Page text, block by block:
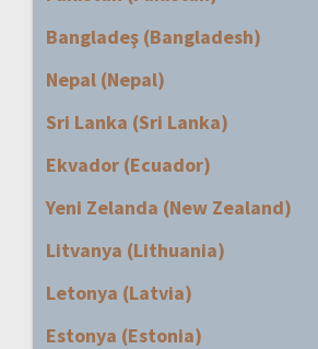
Bangladeş (Bangladesh)
Nepal (Nepal)
Sri Lanka (Sri Lanka)
Ekvador (Ecuador)
Yeni Zelanda (New Zealand)
Litvanya (Lithuania)
Letonya (Latvia)
Estonya (Estonia)